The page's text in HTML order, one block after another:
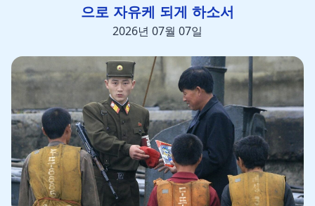
으로 자유케 되게 하소서
2026년 07월 07일